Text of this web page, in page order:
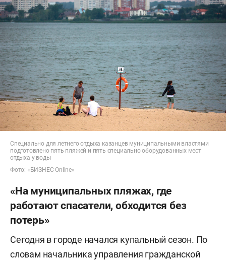
Специально для летнего отдыха казанцев муниципальными властями
подготовлено пять пляжей и пять специально оборудованных мест
отдыха у воды
Фото: «БИЗНЕС Online»
«На муниципальных пляжах, где
работают спасатели, обходится без
потерь»
Сегодня в городе начался купальный сезон. По
словам начальника управления гражданской